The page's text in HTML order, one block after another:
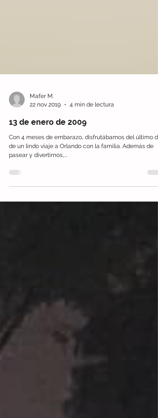
22 nov 2019
4 min de lectura
13 de enero de 2009
Con 4 meses de embarazo, disfrutábamos del último
pasear y divertirnos,...